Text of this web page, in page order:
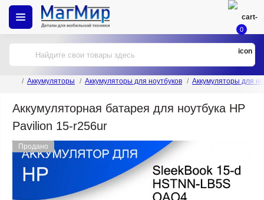
0
Аккумуляторы Аккумуляторы для ноутбуков Аккумуляторы для
Аккумуляторная батарея для ноутбука HP
Pavilion 15-r256ur
Продано